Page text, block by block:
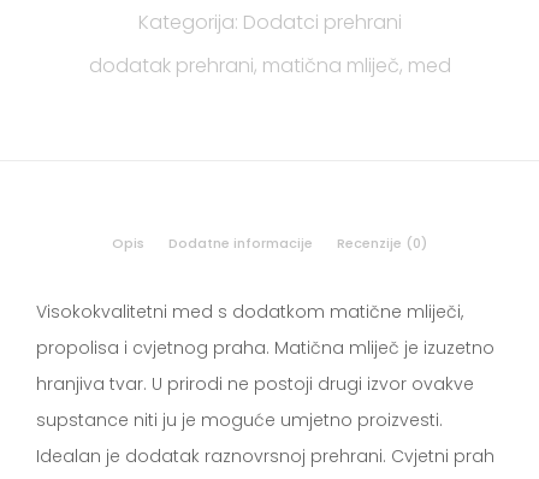
Kategorija: Dodatci prehrani
dodatak prehrani, matična mliječ, med
Opis Dodatne informacije Recenzije (0)
Visokokvalitetni med s dodatkom matične mliječi,
propolisa i cvjetnog praha. Matična mliječ je izuzetno
hranjiva tvar. U prirodi ne postoji drugi izvor ovakve
supstance niti ju je moguće umjetno proizvesti.
Idealan je dodatak raznovrsnoj prehrani. Cvjetni prah